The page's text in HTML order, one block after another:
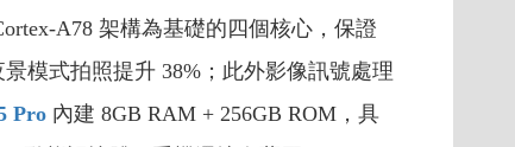
A78 架構為基礎的四個核心，保證
模式拍照提升 38%；此外影像訊號處理
Pro 內建 8GB RAM + 256GB ROM，具